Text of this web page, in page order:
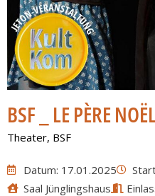
BSF _ LE PÈRE
Theater, BSF
Datum: 17.01.2025
Saal Jünglingshaus